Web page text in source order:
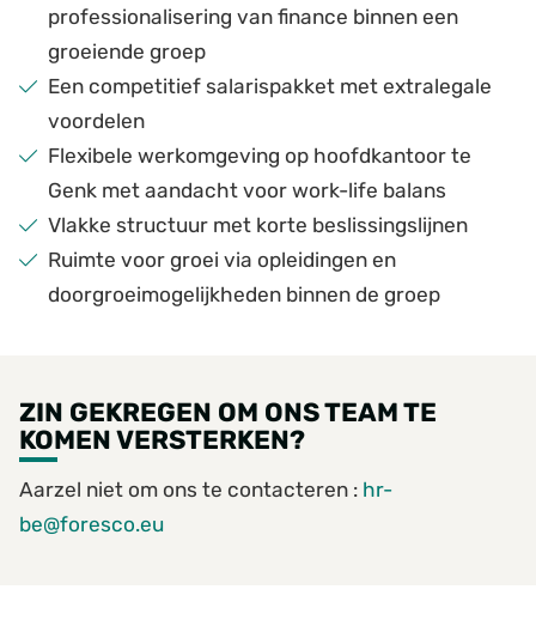
professionalisering van finance binnen een
groeiende groep
Een competitief salarispakket met extralegale
voordelen
Flexibele werkomgeving op hoofdkantoor te
Genk met aandacht voor work-life balans
Vlakke structuur met korte beslissingslijnen
Ruimte voor groei via opleidingen en
doorgroeimogelijkheden binnen de groep
ZIN GEKREGEN OM ONS TEAM TE
KOMEN VERSTERKEN?
Aarzel niet om ons te contacteren : hr-
be@foresco.eu